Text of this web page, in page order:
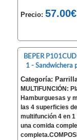
Precio:57.00€
BEPER
1 - Sandwichera
Categoría:
MULTIFUNCIÓN:
Hamburguesas y
las 4 superficies
multifunción 4 en
una comida